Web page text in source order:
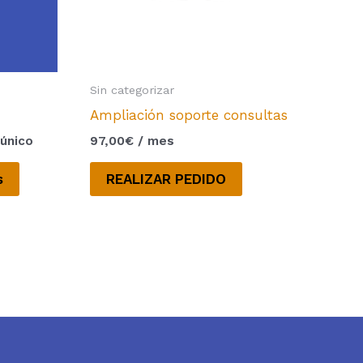
de
Sin categorizar
Ampliación soporte consultas
97,00€ / mes
REALIZAR PEDIDO